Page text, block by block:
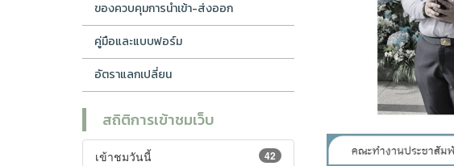
ของควบคุมการนำเข้า-ส่งออก
คู่มือและแบบฟอร์ม
อัตราแลกเปลี่ยน
สถิติการเข้าชมเว็บ
42
เข้าชมวันนี้